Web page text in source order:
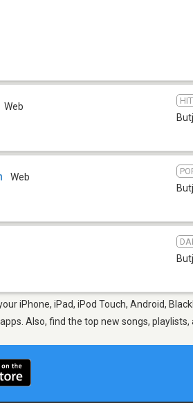
Web
Web
iPhone, iPad, iPod Touch, Android,
Also, find the top new songs,